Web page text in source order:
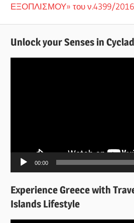
ΕΞΟΠΛΙΣΜΟΥ» του ν.4399/2016
Unlock your Senses in
00:00
Experience Greece with
Islands Lifestyle